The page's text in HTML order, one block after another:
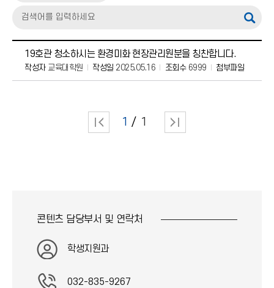
19호관 청소하시는 환경미화 현장관리원분을 칭찬합니다.
작성자교육대학원 작성일 2025.05.16 조회수6999 첨부파일
1 1
콘텐츠 담당부서 및 연락처
학생지원과
032-835-9267